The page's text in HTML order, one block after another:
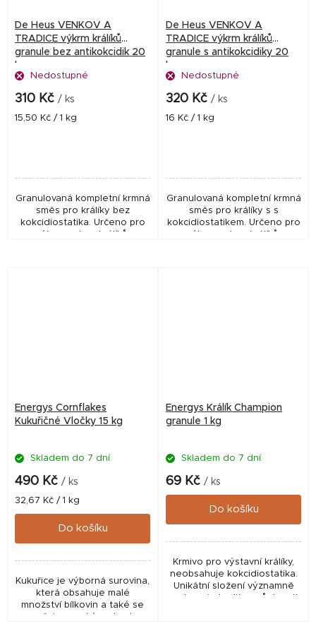
De Heus VENKOV A
TRADICE výkrm králíků
granule bez antikokcidik 20
kg
Nedostupné
310 Kč / ks
Měrná
15,50 Kč / 1 kg
Granulovaná kompletní krmná
směs pro králíky bez
kokcidiostatika. Určeno pro
De Heus VENKOV A
TRADICE výkrm králíků
granule s antikokcidiky 20
kg
Nedostupné
320 Kč / ks
Měrná
16 Kč / 1 kg
Granulovaná kompletní krmná
směs pro králíky s s
kokcidiostatikem. Určeno pro
Energys Cornflakes
Kukuřičné Vločky 15 kg
Skladem do 7 dní.
490 Kč / ks
Měrná
cena:
32,67 Kč / 1 kg
Do košíku
Kukuřice je výborná surovina,
která obsahuje malé
množství bílkovin a také se
vyznačuje vysokým obsahem
Energys Králík Champion
granule 1 kg
Skladem do 7 dní.
69 Kč / ks
Do košíku
Krmivo pro výstavní králíky,
neobsahuje kokcidiostatika.
Unikátní složení významně
podporuje kvalitu a růst srsti.